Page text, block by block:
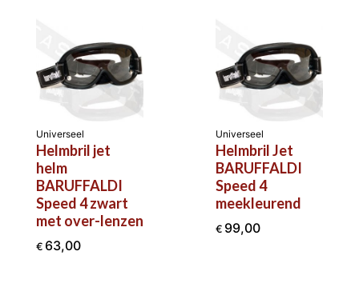
Universeel
Helmbril jet
helm
BARUFFALDI
Speed 4 zwart
met over-lenzen
€ 63,00
Universeel
Helmbril Jet
BARUFFALDI
Speed 4
meekleurend
€ 99,00